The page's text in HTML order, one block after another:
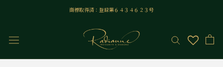
て
商標取得済：登録第６４３４６２３号